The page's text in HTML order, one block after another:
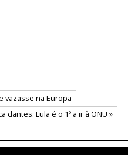
vazasse na Europa
dantes: Lula é o 1º a ir à ONU »